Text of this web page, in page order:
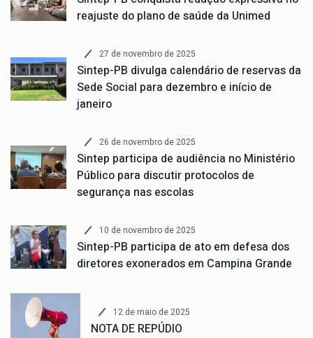
reajuste do plano de saúde da Unimed
27 de novembro de 2025
Sintep-PB divulga calendário de reservas da
Sede Social para dezembro e início de
janeiro
26 de novembro de 2025
Sintep participa de audiência no Ministério
Público para discutir protocolos de
segurança nas escolas
10 de novembro de 2025
Sintep-PB participa de ato em defesa dos
diretores exonerados em Campina Grande
12 de maio de 2025
NOTA DE REPÚDIO